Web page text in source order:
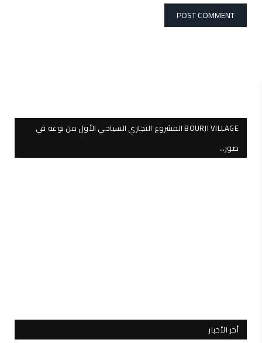
BOURJI VILLAGE المشروع التجاري السياحي الأول من نوعه في
صور…
أخر الأخبار